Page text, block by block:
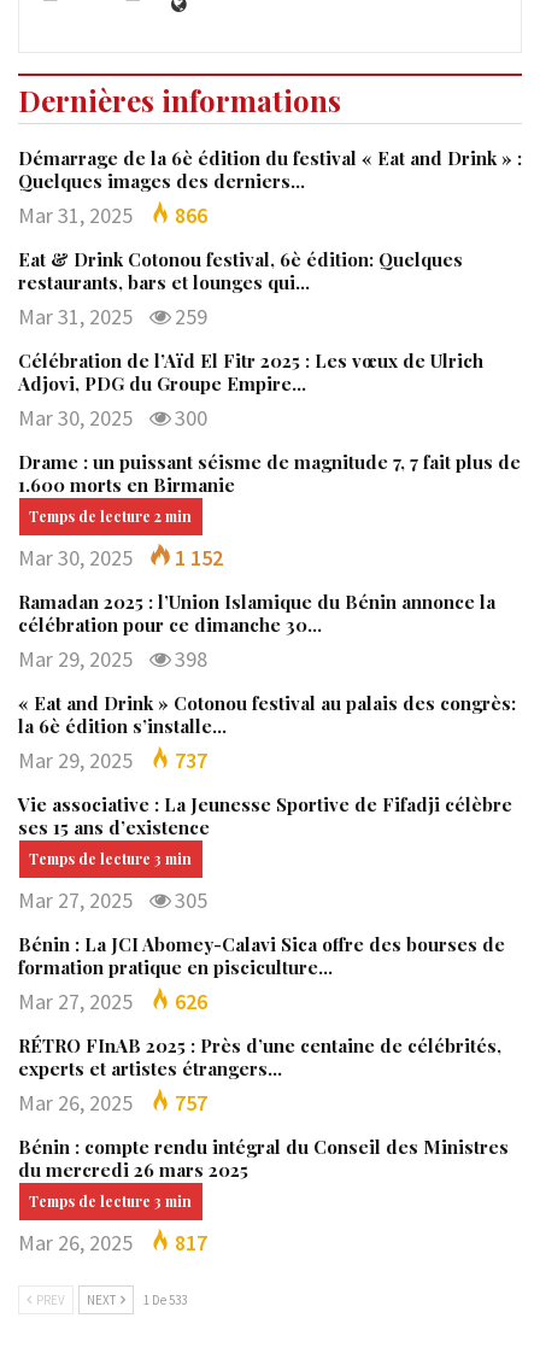
Dernières informations
Démarrage de la 6è édition du festival « Eat and Drink » :
Quelques images des derniers…
Mar 31, 2025 866
Eat & Drink Cotonou festival, 6è édition: Quelques
restaurants, bars et lounges qui…
Mar 31, 2025 259
Célébration de l’Aïd El Fitr 2025 : Les vœux de Ulrich
Adjovi, PDG du Groupe Empire…
Mar 30, 2025 300
Drame : un puissant séisme de magnitude 7, 7 fait plus de
1.600 morts en Birmanie
Mar 30, 2025 1 152
Ramadan 2025 : l’Union Islamique du Bénin annonce la
célébration pour ce dimanche 30…
Mar 29, 2025 398
« Eat and Drink » Cotonou festival au palais des congrès:
la 6è édition s’installe…
Mar 29, 2025 737
Vie associative : La Jeunesse Sportive de Fifadji célèbre
ses 15 ans d’existence
Mar 27, 2025 305
Bénin : La JCI Abomey-Calavi Sica offre des bourses de
formation pratique en pisciculture…
Mar 27, 2025 626
RÉTRO FInAB 2025 : Près d’une centaine de célébrités,
experts et artistes étrangers…
Mar 26, 2025 757
Bénin : compte rendu intégral du Conseil des Ministres
du mercredi 26 mars 2025
Mar 26, 2025 817
PREV NEXT 1 De 533